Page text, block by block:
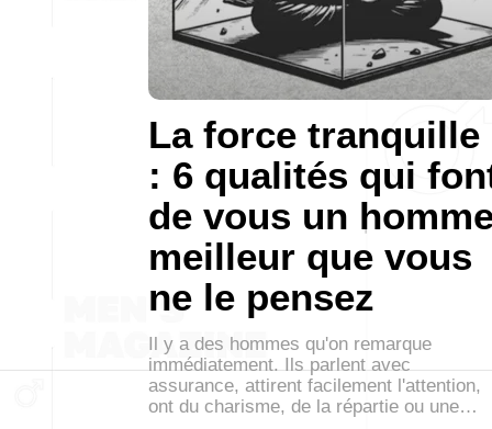
La force tranquille
: 6 qualités qui
de vous un
meilleur que vous
ne le pensez
Il y a des hommes qu'on remarque
immédiatement. Ils parlent avec
assurance, attirent facilement l'attention,
ont du charisme, de la répartie ou une…